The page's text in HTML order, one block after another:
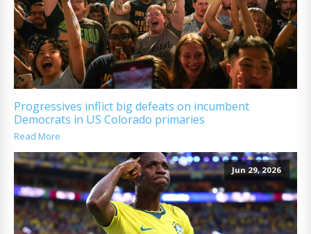
Progressives inflict big defeats on incumbent
Democrats in US Colorado primaries
Read More
Jun 29, 2026